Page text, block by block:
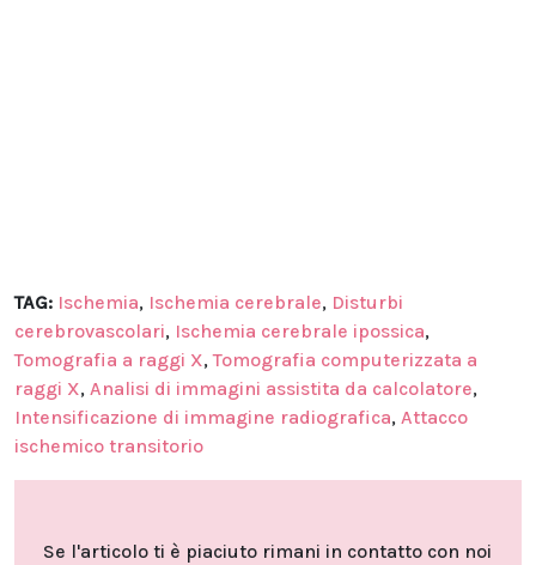
TAG: Ischemia, Ischemia cerebrale, Disturbi
cerebrovascolari, Ischemia cerebrale ipossica,
Tomografia a raggi X,Tomografia computerizzata a
raggi X, Analisi di immagini assistita da calcolatore,
Intensificazione di immagine radiografica, Attacco
ischemico transitorio
Se l'articolo ti è piaciuto rimani in contatto con noi